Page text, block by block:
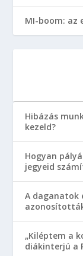
MI-boom: az
Hibázás
kezeld?
Hogyan
jegyeid
A daganatok
„Kiléptem a
diákinterjú a